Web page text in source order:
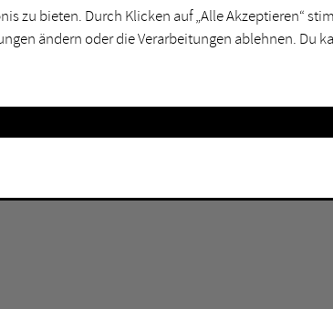
an der Ruhr
zu bieten. Durch Klicken auf „Alle Akzeptieren“
ändern oder die Verarbeitungen ablehnen. Du